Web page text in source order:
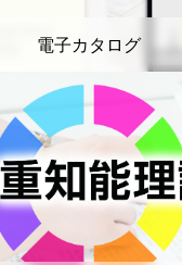
電子カタログ